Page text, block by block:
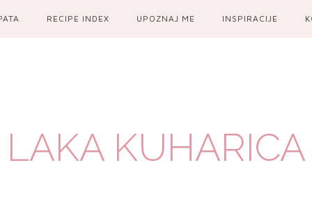
RECIPE INDEX UPOZNAJ ME INSPIRACIJE
LAKA KUHARICA